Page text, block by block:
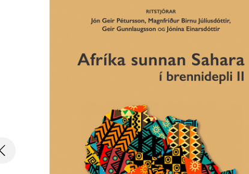
Previous